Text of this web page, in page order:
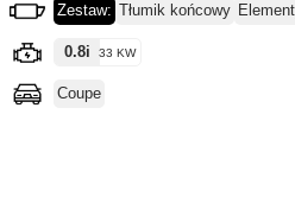
Zestaw: Tłumik końcowy
0.8i 33 KW
Coupe